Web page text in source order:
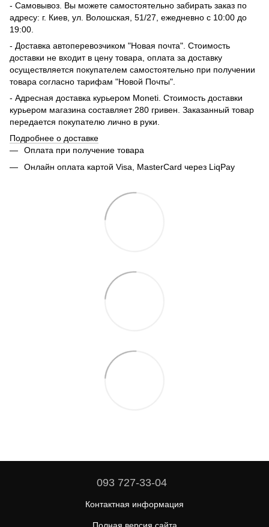
- Самовывоз. Вы можете самостоятельно забирать заказ по
адресу: г. Киев, ул. Волошская, 51/27, ежедневно с 10:00 до
19:00.
- Доставка автоперевозчиком "Новая почта". Стоимость
доставки не входит в цену товара, оплата за доставку
осуществляется покупателем самостоятельно при получении
товара согласно тарифам "Новой Почты".
- Адресная доставка курьером Moneti. Стоимость доставки
курьером магазина составляет 280 гривен. Заказанный товар
передается покупателю лично в руки.
Подробнее о доставке
Оплата при получение товара
Онлайн оплата картой Visa, MasterCard через LiqPay
093 727-33-04
Контактная информация
Полная версия сайта